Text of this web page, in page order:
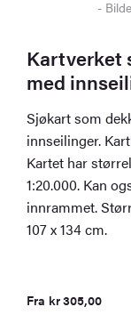
Kartverket
med
Sjøkart som
innseilinger.
Kartet har
1:20.000. Kan
innrammet.
107 x 134 cm.
Fra kr305,00